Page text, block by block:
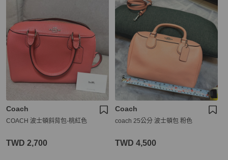
Coach
COACH 波士頓斜背包-桃紅色
TWD 2,700
Coach
coach 25公分 波士頓包 粉色
TWD 4,500